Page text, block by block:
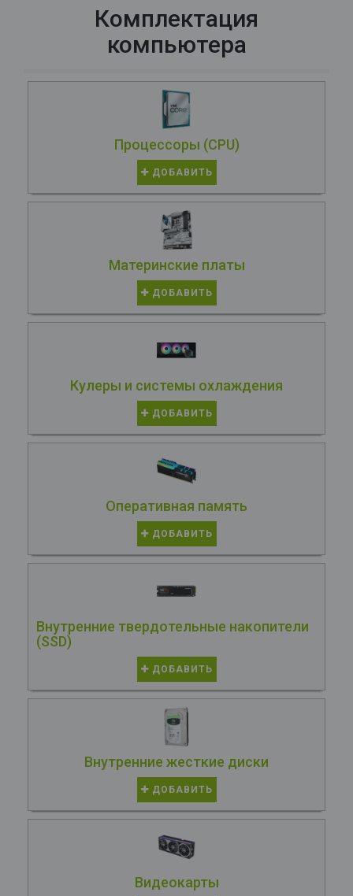
Комплектация
компьютера
Процессоры (CPU)
ДОБАВИТЬ
Материнские платы
ДОБАВИТЬ
Кулеры и системы охлаждения
ДОБАВИТЬ
Оперативная память
ДОБАВИТЬ
Внутренние твердотельные накопители
(SSD)
ДОБАВИТЬ
Внутренние жесткие диски
ДОБАВИТЬ
Видеокарты